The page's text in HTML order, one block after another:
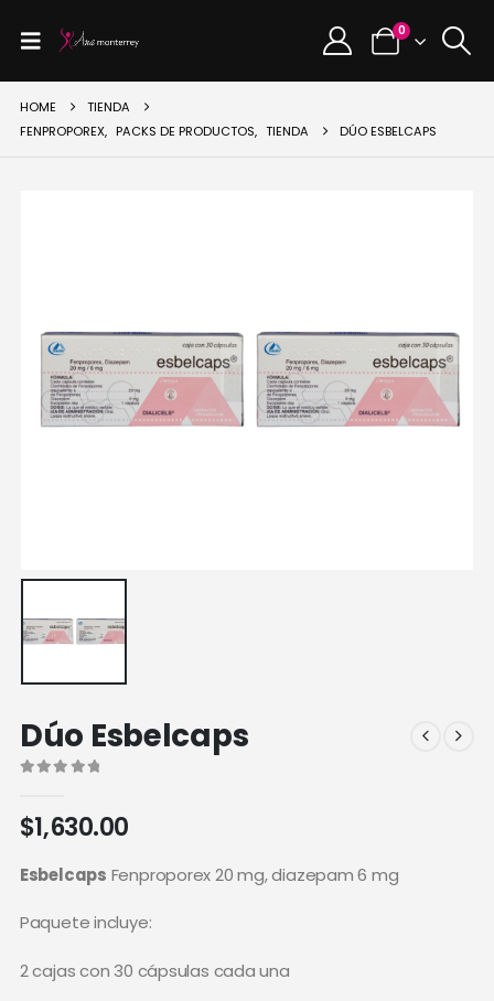
0
HOME
TIENDA
FENPROPOREX, PACKS DE PRODUCTOS, TIENDA DÚO ESBELCAPS
Dúo Esbelcaps
$1,630.00
Esbelcaps Fenproporex 20 mg, diazepam 6 mg
Paquete incluye:
2 cajas con 30 cápsulas cada una